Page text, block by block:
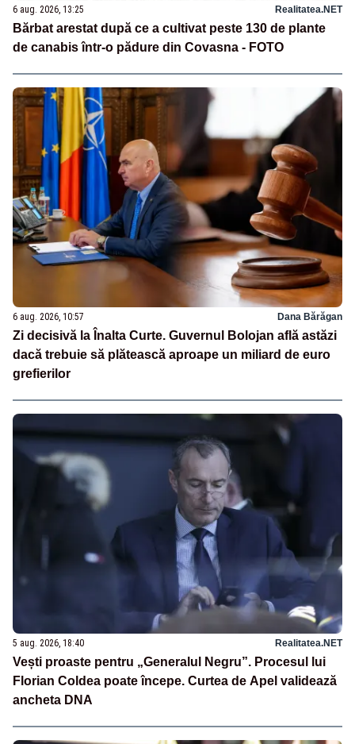
6 aug. 2026, 13:25 Realitatea.NET
Bărbat arestat după ce a cultivat peste 130 de plante
de canabis într-o pădure din Covasna - FOTO
6 aug. 2026, 10:57 Dana Bărăgan
Zi decisivă la Înalta Curte. Guvernul Bolojan află astăzi
dacă trebuie să plătească aproape un miliard de euro
grefierilor
5 aug. 2026, 18:40 Realitatea.NET
Vești proaste pentru „Generalul Negru”. Procesul lui
Florian Coldea poate începe. Curtea de Apel validează
ancheta DNA